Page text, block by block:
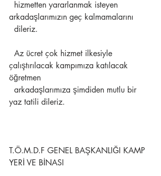
arkadaşlarımızın geç kalmamalarını
  dileriz.
çalıştırılacak kampımıza katılacak
öğretmen
yaz tatili dileriz.
T.Ö.M.D.F GENEL BAŞKANLIĞI KAMP
YERİ VE BİNASI